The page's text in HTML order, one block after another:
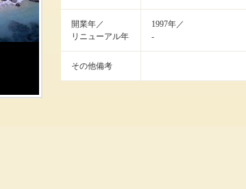
開業年／
リニューアル年
1997年／
-
その他備考